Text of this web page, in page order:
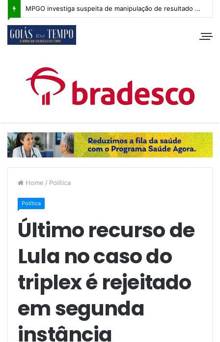
MPGO investiga suspeita de manipulação de resultado na Copa Goiás Sub-20
Home / Política
Política
Último recurso de
Lula no caso do
triplex é rejeitado
em segunda
instância